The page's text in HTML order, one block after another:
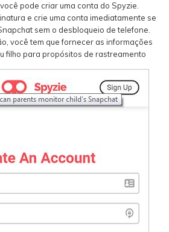
pode criar uma conta do Spyzie.
e crie uma conta imediatamente se
sem o desbloqueio de telefone.
você tem que fornecer as informações
filho para propósitos de rastreamento